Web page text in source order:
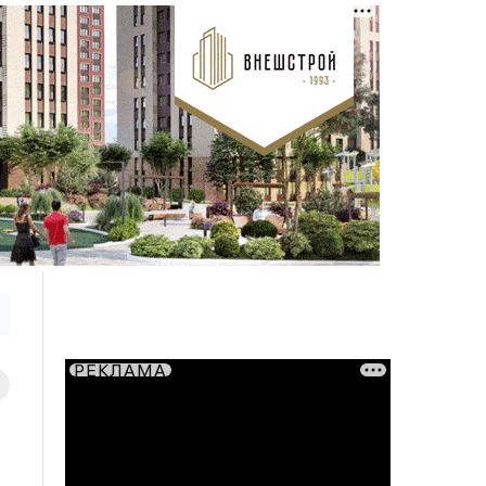
РЕКЛАМА